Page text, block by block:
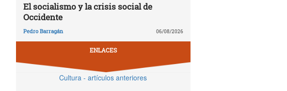
El socialismo y la crisis social de
Occidente
Pedro Barragán 06/08/2026
ENLACES
Cultura - artículos anteriores